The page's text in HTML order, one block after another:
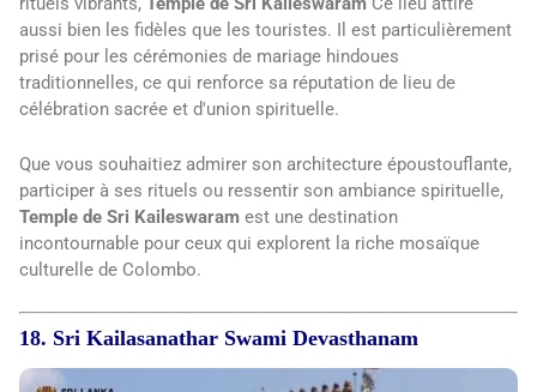
aussi bien les fidèles que les touristes. Il est particulièrement
prisé pour les cérémonies de mariage hindoues
traditionnelles, ce qui renforce sa réputation de lieu de
célébration sacrée et d'union spirituelle.
Que vous souhaitiez admirer son architecture époustouflante,
participer à ses rituels ou ressentir son ambiance spirituelle,
Temple de Sri Kaileswaram est une destination
incontournable pour ceux qui explorent la riche mosaïque
culturelle de Colombo.
18. Sri Kailasanathar Swami Devasthanam